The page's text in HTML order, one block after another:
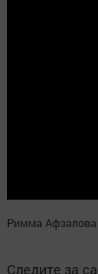
Римма
Следите за